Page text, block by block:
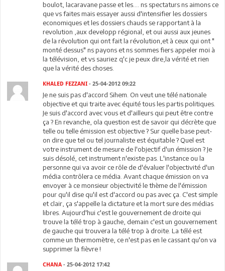
boulot, lacaravane passe et les.... ns spectaturs ns aimons ce
que vs faites mais essayer aussi d'intensifier les dossiers
economiques et les dossiers chauds se rapportant à la
revolution ,aux developp régional, et oui aussi aux jeunes
de la révolution qui ont fait la révolution,et à ceux qui ont "
monté dessus" ns payons et ns sommes fiers appeler moi à
la télévision, et vs sauriez q'c je peux dire,la vérité et rien
que la vérité des choses.
KHALED FEZZANI - 25-04-2012 09:22
Je ne suis pas d'accord Sihem. On veut une télé nationale
objective et qui traite avec équité tous les partis politiques.
Je suis d'accord avec vous et d'ailleurs qui peut être contre
ça ? En revanche, ola question est de savoir qui décrète que
telle ou telle émission est objective ? Sur quelle base peut-
on dire que tel ou tel journaliste est équitable ? Quel est
votre instrument de mesure de l'objectif d'un émission ? Je
suis désolé, cet instrument n'existe pas. L'instance ou la
personne qui va avoir ce rôle de d'évaluer l'objectivité d'un
média contrôlera ce média. Avant chaque émission on va
envoyer à ce monsieur objectivité le thème de l'émission
pour qu'il dise qu'il est d'accord ou pas avec ça. C'est simple
et clair, ça s'appelle la dictature et la mort sure des médias
libres. Aujourd'hui c'est le gouvernement de droite qui
trouve la télé trop à gauche, demain c'est un gouvernement
de gauche qui trouvera la télé trop à droite. La télé est
comme un thermomètre, ce n'est pas en le cassant qu'on va
supprimer la fièvre !
CHANA - 25-04-2012 17:42